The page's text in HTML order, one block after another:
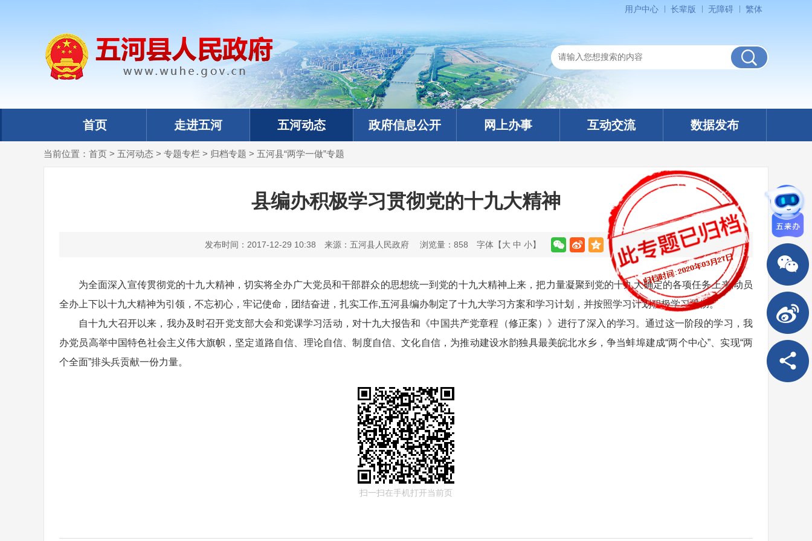
用户中心 长辈版 无障碍 繁体
首页 走进五河 五河动态 政府信息公开 网上办事 互动交流 数据发布
当前位置： 首页 > 五河动态 > 专题专栏 > 归档专题 > 五河县“两学一做”专题
县编办积极学习贯彻党的十九大精神
发布时间：2017-12-29 10:38 来源：五河县人民政府 浏览量： 858 字体【大 中 小】
为全面深入宣传贯彻党的十九大精神，切实将全办广大党员和干部群众的思想统一到党的十九大精神上来，把力量凝聚到党的十九大确定的各项任务上来,动员
全办上下以十九大精神为引领，不忘初心，牢记使命，团结奋进，扎实工作,五河县编办制定了十九大学习方案和学习计划，并按照学习计划积极学习贯彻。
自十九大召开以来，我办及时召开党支部大会和党课学习活动，对十九大报告和《中国共产党章程（修正案）》进行了深入的学习。通过这一阶段的学习，我
办党员高举中国特色社会主义伟大旗帜，坚定道路自信、理论自信、制度自信、文化自信，为推动建设水韵独具最美皖北水乡，争当蚌埠建成“两个中心”、实现“两
个全面”排头兵贡献一份力量。
扫一扫在手机打开当前页
政务微信
政务微博
分享